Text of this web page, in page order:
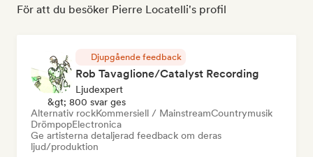
För att du besöker Pierre Locatelli's profil
Djupgående feedback
Rob Tavaglione/Catalyst Recording
Ljudexpert
&gt; 800 svar ges
Alternativ rockKommersiell / MainstreamCountrymusik
DrömpopElectronica
Ge artisterna detaljerad feedback om deras
ljud/produktion